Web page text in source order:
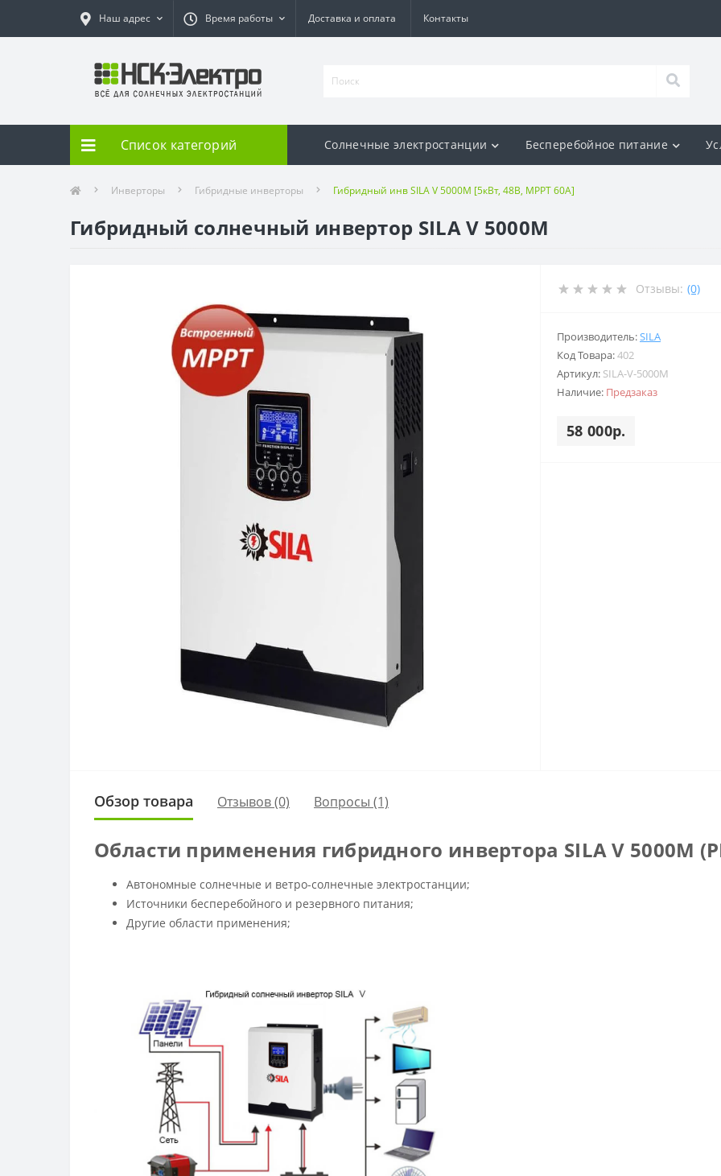
Наш адрес Время работы Доставка и оплата Контакты
Список категорий Солнечные электростанции Бесперебойное питание
Инверторы Гибридные инверторы Гибридный инв SILA V 5000M [5кВт, 48В, MPPT 60А]
Гибридный солнечный инвертор SILA V 5000M
Отзывы: (0)
Производитель:SILA
Код Товара:402
Артикул: SILA-V-5000M
Наличие: Предзаказ
58 000р.
Обзор товара Отзывов (0) Вопросы (1)
Области применения гибридного инвертора SILA V 5000M
Автономные солнечные и ветро-солнечные электростанции;
Источники бесперебойного и резервного питания;
Другие области применения;